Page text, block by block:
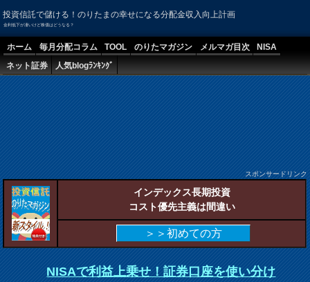
投資信託で儲ける！のりたまの幸せになる分配金収入向上計画
金利低下が凄いけど株価はどうなる？
ホーム 毎月分配コラム TOOL のりたマガジン メルマガ目次
NISA
ネット証券
人気blogﾗﾝｷﾝｸﾞ
スポンサードリンク
インデックス長期投資
コスト優先主義は間違い
＞＞初めての方
NISAで利益上乗せ！証券口座を使い分け